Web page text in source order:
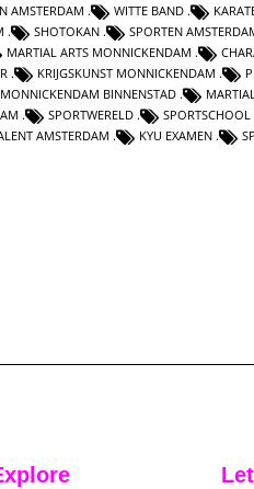
AMSTERDAM WITTE BAND
SHOTOKAN SPORTEN
MARTIAL ARTS MONNICKENDAM
KRIJGSKUNST MONNICKENDAM
BINNENSTAD
SPORTWERELD
AMSTERDAM KYU EXAMEN